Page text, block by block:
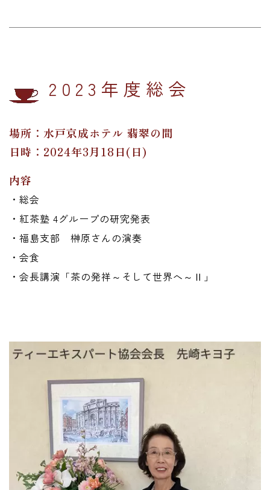
2023年度総会
場所：水戸京成ホテル 翡翠の間
日時：2024年3月18日(日)
内容
・総会
・紅茶塾 4グループの研究発表
・福島支部 榊原さんの演奏
・会食
・会長講演「茶の発祥～そして世界へ～Ⅱ」